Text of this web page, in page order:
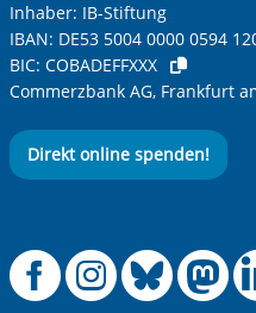
Inhaber: IB-Stiftung
IBAN: DE53 5004 0000 0594
BIC: COBADEFFXXX
Commerzbank AG, Frankfurt
Direkt online spenden!